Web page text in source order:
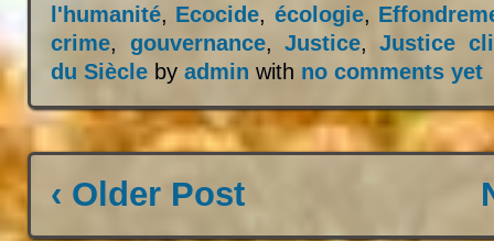
l'humanité, Ecocide, écologie,
crime, gouvernance,Justice,Justice
du Siècle byadmin with no comments yet
‹ Older Post